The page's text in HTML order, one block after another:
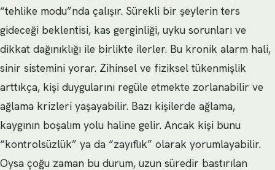
“tehlike modu”nda çalışır. Sürekli bir şeylerin ters
gideceği beklentisi, kas gerginliği, uyku sorunları ve
dikkat dağınıklığı ile birlikte ilerler. Bu kronik alarm hali,
sinir sistemini yorar. Zihinsel ve fiziksel tükenmişlik
arttıkça, kişi duygularını regüle etmekte zorlanabilir ve
ağlama krizleri yaşayabilir. Bazı kişilerde ağlama,
kaygının boşalım yolu haline gelir. Ancak kişi bunu
“kontrolsüzlük” ya da “zayıflık” olarak yorumlayabilir.
Oysa çoğu zaman bu durum, uzun süredir bastırılan